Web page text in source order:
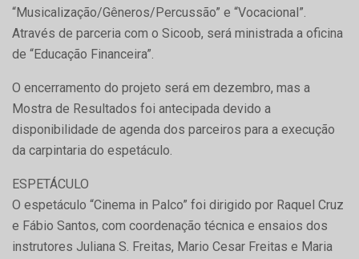
“Musicalização/Gêneros/Percussão” e “Vocacional”.
Através de parceria com o Sicoob, será ministrada a oficina
de “Educação Financeira”.
O encerramento do projeto será em dezembro, mas a
Mostra de Resultados foi antecipada devido a
disponibilidade de agenda dos parceiros para a execução
da carpintaria do espetáculo.
ESPETÁCULO
O espetáculo “Cinema in Palco” foi dirigido por Raquel Cruz
e Fábio Santos, com coordenação técnica e ensaios dos
instrutores Juliana S. Freitas, Mario Cesar Freitas e Maria